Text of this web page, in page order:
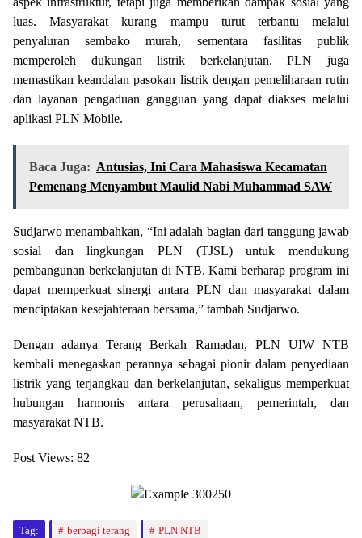
luas. Masyarakat kurang mampu turut terbantu melalui
penyaluran sembako murah, sementara fasilitas publik
memperoleh dukungan listrik berkelanjutan. PLN juga
memastikan keandalan pasokan listrik dengan pemeliharaan rutin
dan layanan pengaduan gangguan yang dapat diakses melalui
aplikasi PLN Mobile.
Baca Juga: Antusias, Ini Cara Mahasiswa Kecamatan
Pemenang Menyambut Maulid Nabi Muhammad SAW
Sudjarwo menambahkan, “Ini adalah bagian dari tanggung jawab
sosial dan lingkungan PLN (TJSL) untuk mendukung
pembangunan berkelanjutan di NTB. Kami berharap program ini
dapat memperkuat sinergi antara PLN dan masyarakat dalam
menciptakan kesejahteraan bersama,” tambah Sudjarwo.
Dengan adanya Terang Berkah Ramadan, PLN UIW NTB
kembali menegaskan perannya sebagai pionir dalam penyediaan
listrik yang terjangkau dan berkelanjutan, sekaligus memperkuat
hubungan harmonis antara perusahaan, pemerintah, dan
masyarakat NTB.
Post Views: 82
Tag: berbagi terang PLN NTB